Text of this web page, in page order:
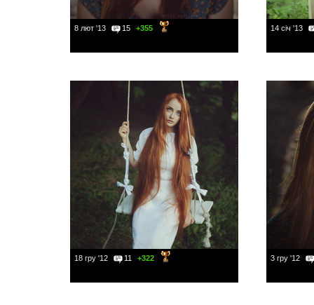
8 лют '13 15 +355 14 січ '13
18 гру '12 11 +322 3 гру '12